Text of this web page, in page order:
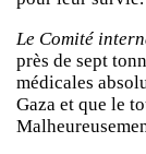
Le Comité
près de sept
médicales
Gaza et que le